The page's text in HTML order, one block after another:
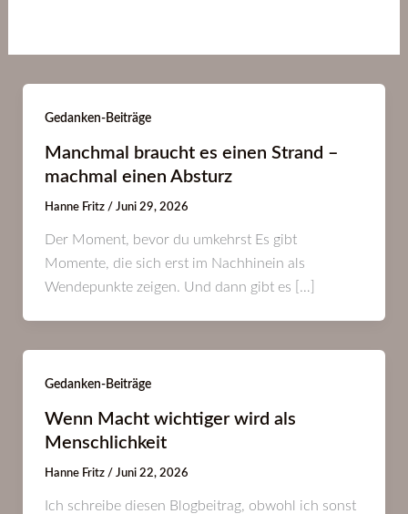
Gedanken-Beiträge
Manchmal braucht es einen Strand –
machmal einen Absturz
Hanne Fritz / Juni 29, 2026
Der Moment, bevor du umkehrst Es gibt
Momente, die sich erst im Nachhinein als
Wendepunkte zeigen. Und dann gibt es […]
Gedanken-Beiträge
Wenn Macht wichtiger wird als
Menschlichkeit
Hanne Fritz / Juni 22, 2026
Ich schreibe diesen Blogbeitrag, obwohl ich sonst